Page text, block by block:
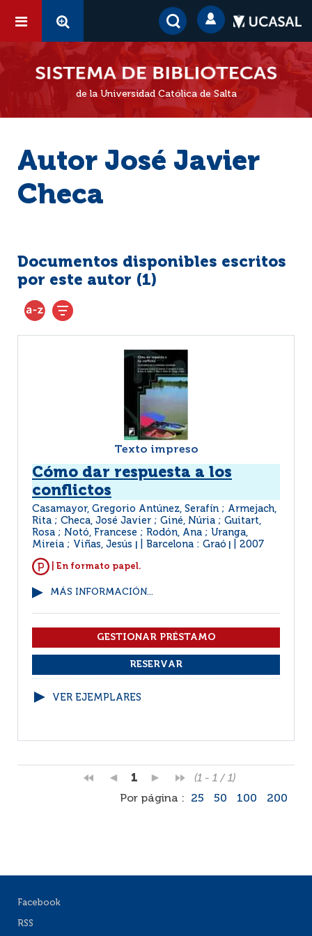
de la Universidad Católica de Salta
Autor José Javier
Checa
Documentos disponibles escritos
por este autor (1)
Texto impreso
Cómo dar respuesta a los
conflictos
Casamayor, Gregorio Antúnez, Serafín ; Armejach,
Rita ; Checa, José Javier ; Giné, Núria ; Guitart,
Rosa ; Notó, Francese ; Rodón, Ana ; Uranga,
Mireia ; Viñas, Jesús
Barcelona : Graó 2007
| En formato papel.
MÁS INFORMACIÓN...
VER EJEMPLARES
1
(1 - 1 / 1)
Por página :
25 50 100 200
Facebook
RSS